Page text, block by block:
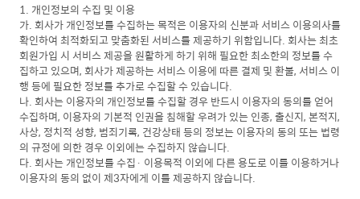
1. 개인정보의 수집 및 이용
가. 회사가 개인정보를 수집하는 목적은 이용자의 신분과 서비스 이용의사를
확인하여 최적화되고 맞춤화된 서비스를 제공하기 위함입니다. 회사는 최초
회원가입 시 서비스 제공을 원활하게 하기 위해 필요한 최소한의 정보를 수
집하고 있으며, 회사가 제공하는 서비스 이용에 따른 결제 및 환불, 서비스 이
행 등에 필요한 정보를 추가로 수집할 수 있습니다.
나. 회사는 이용자의 개인정보를 수집할 경우 반드시 이용자의 동의를 얻어
수집하며, 이용자의 기본적 인권을 침해할 우려가 있는 인종, 출신지, 본적지,
사상, 정치적 성향, 범죄기록, 건강상태 등의 정보는 이용자의 동의 또는 법령
의 규정에 의한 경우 이외에는 수집하지 않습니다.
다. 회사는 개인정보를 수집· 이용목적 이외에 다른 용도로 이를 이용하거나
이용자의 동의 없이 제3자에게 이를 제공하지 않습니다.